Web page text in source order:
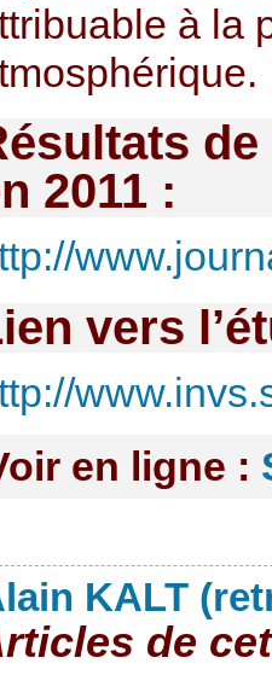
à la
de
2011 :
vers
en ligne :
KALT
de